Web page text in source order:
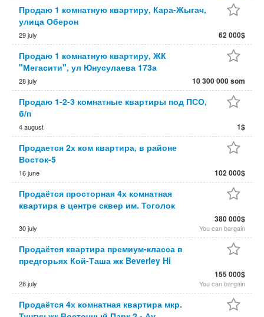
Продаю 1 комнатную квартиру, Кара-Жыгач,
улица Оберон
29 july 62 000$
Продаю 1 комнатную квартиру, ЖК
"Мегасити", ул Юнусулаева 173а
28 july 10 300 000 som
Продаю 1-2-3 комнатные квартиры под ПСО,
б/п
4 august 1$
Продается 2х ком квартира, в районе
Восток-5
16 june 102 000$
Продаётся просторная 4х комнатная
квартира в центре сквер им. Тоголок
30 july
380 000$
You can bargain
Продаётся квартира премиум-класса в
предгорьях Кой-Таша жк Beverley Hi
28 july
155 000$
You can bargain
Продаётся 4х комнатная квартира мкр.